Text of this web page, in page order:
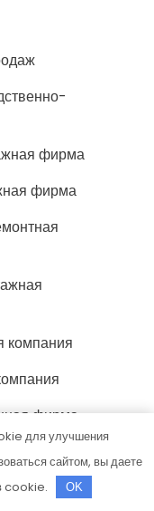
фирма
фирма
компания
фирма
для улучшения
сайтом, вы даете
cookie.
OK